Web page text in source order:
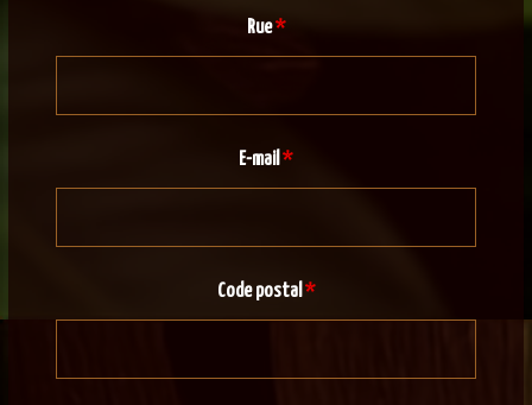
Rue*
E-mail*
Code postal*